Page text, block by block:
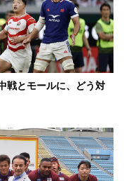
戦とモールに、どう対